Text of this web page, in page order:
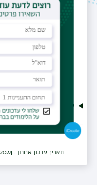
קורות חיים
תאריך עדכון אחרון : 07/02/2024